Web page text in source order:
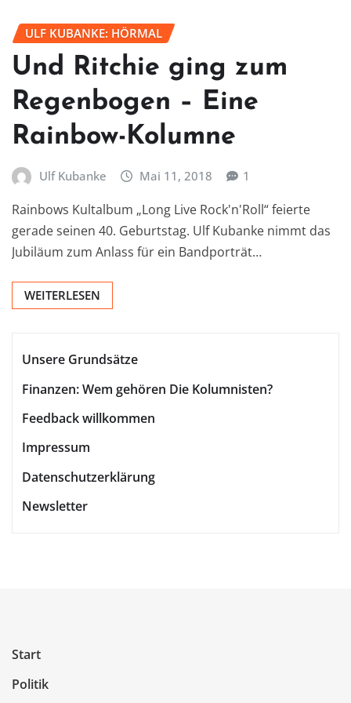
ULF KUBANKE: HÖRMAL
Und Ritchie ging zum
Regenbogen – Eine
Rainbow-Kolumne
Ulf Kubanke Mai 11, 2018 1
Rainbows Kultalbum „Long Live Rock'n'Roll“ feierte
gerade seinen 40. Geburtstag. Ulf Kubanke nimmt das
Jubiläum zum Anlass für ein Bandporträt…
WEITERLESEN
Unsere Grundsätze
Finanzen: Wem gehören Die Kolumnisten?
Feedback willkommen
Impressum
Datenschutzerklärung
Newsletter
Start
Politik